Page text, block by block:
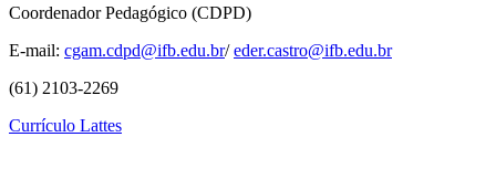
Coordenador Pedagógico (CDPD)
E-mail: cgam.cdpd@ifb.edu.br/eder.castro@ifb.edu.br
(61) 2103-2269
Currículo Lattes